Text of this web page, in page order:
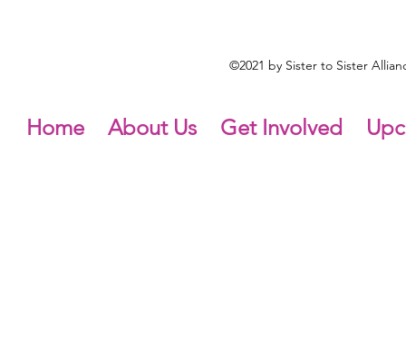
©2021 by Sister to Sister
Home About Us Get Involved